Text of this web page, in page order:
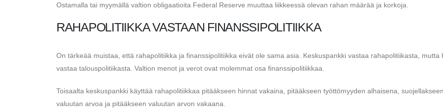
Ostamalla tai myymällä valtion obligaatioita Federal Reserve muuttaa liikkeessä olevan rahan määrää ja korkoja.
RAHAPOLITIIKKA VASTAAN ​​FINANSSIPOLITIIKKA
On tärkeää muistaa, että rahapolitiikka ja finanssipolitiikka eivät ole sama asia. Keskuspankki vastaa rahapolitiikasta, mutta
vastaa talouspolitiikasta. Valtion menot ja verot ovat molemmat osa finanssipolitiikkaa.
Toisaalta keskuspankki käyttää rahapolitiikkaa pitääkseen hinnat vakaina, pitääkseen työttömyyden alhaisena, suojellakseen
valuutan arvoa ja pitääkseen valuutan arvon vakaana.